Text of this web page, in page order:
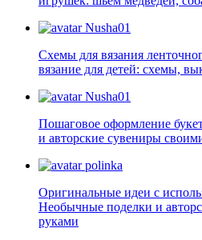
Nusha01
Схемы для вязания
вязание для детей: схемы,
Nusha01
Пошаговое оформление
и авторские сувениры
polinka
Оригинальные идеи с
Необычные поделки и
руками